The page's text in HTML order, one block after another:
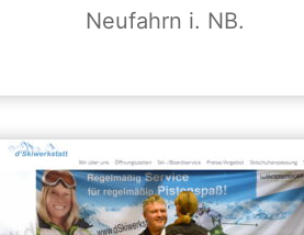
Neufahrn i. NB.